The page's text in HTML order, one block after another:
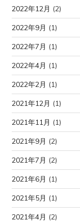
2022年12月 (2)
2022年9月 (1)
2022年7月 (1)
2022年4月 (1)
2022年2月 (1)
2021年12月 (1)
2021年11月 (1)
2021年9月 (2)
2021年7月 (2)
2021年6月 (1)
2021年5月 (1)
2021年4月 (2)